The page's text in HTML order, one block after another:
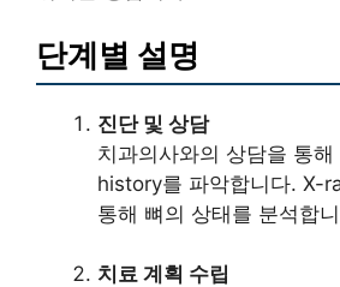
단계별 설명
진단 및 상담
치과의사와의 상담을 통
history를 파악합니다. X-
통해 뼈의 상태를 분석합
치료 계획 수립